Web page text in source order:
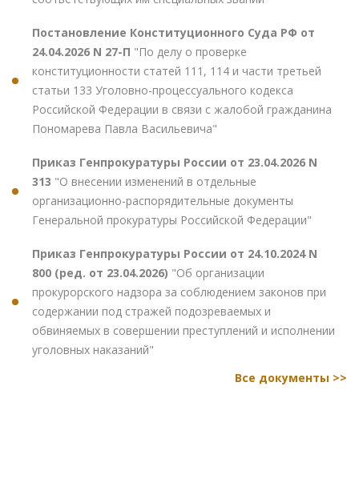
Постановление Конституционного Суда РФ от
24.04.2026 N 27-П "По делу о проверке
конституционности статей 111, 114 и части третьей
статьи 133 Уголовно-процессуального кодекса
Российской Федерации в связи с жалобой гражданина
Пономарева Павла Васильевича"
Приказ Генпрокуратуры России от 23.04.2026 N
313 "О внесении изменений в отдельные
организационно-распорядительные документы
Генеральной прокуратуры Российской Федерации"
Приказ Генпрокуратуры России от 24.10.2024 N
800 (ред. от 23.04.2026) "Об организации
прокурорского надзора за соблюдением законов при
содержании под стражей подозреваемых и
обвиняемых в совершении преступлений и исполнении
уголовных наказаний"
Все документы >>